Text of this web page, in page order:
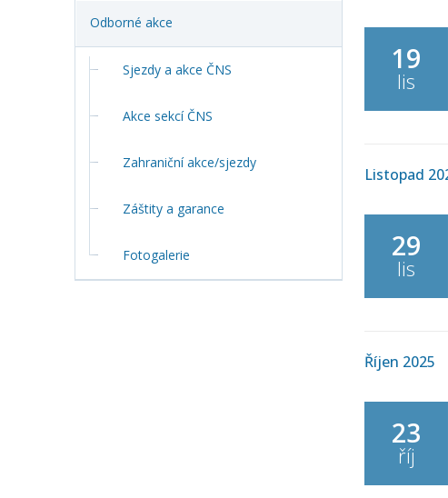
Odborné akce
Sjezdy a akce ČNS
Akce sekcí ČNS
Zahraniční akce/sjezdy
Záštity a garance
Fotogalerie
19
lis
Listopad
29
lis
Říjen 2025
23
říj